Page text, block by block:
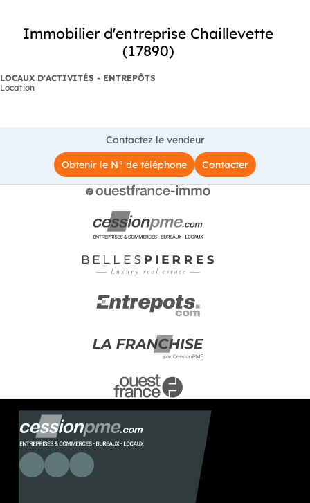
Immobilier d'entreprise Chaillevette
(17890)
LOCAUX D'ACTIVITÉS - ENTREPÔTS
Location
Contactez le vendeur
Obtenir le N° de téléphone
Contacter